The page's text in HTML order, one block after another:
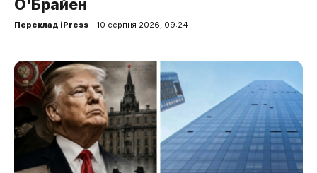
О'Брайен
Переклад iPress – 10 серпня 2026, 09:24